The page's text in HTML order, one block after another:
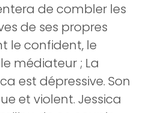
de combler les
de ses propres
le confident, le
médiateur ; La
est dépressive. Son
et violent. Jessica